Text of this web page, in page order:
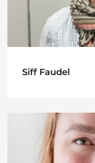
Siff Faudel